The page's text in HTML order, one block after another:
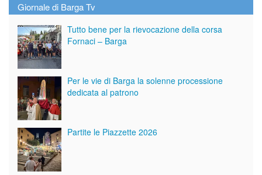
Giornale di Barga Tv
Tutto bene per la rievocazione della corsa
Fornaci – Barga
Per le vie di Barga la solenne processione
dedicata al patrono
Partite le Piazzette 2026